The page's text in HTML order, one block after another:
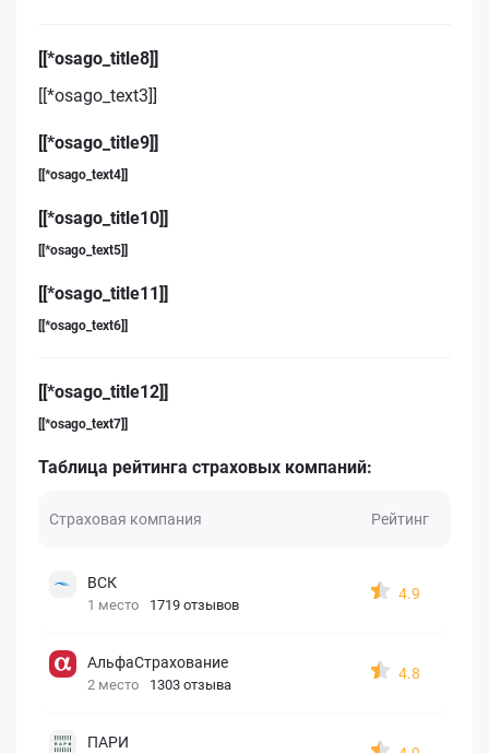
[[*osago_title8]]
[[*osago_text3]]
[[*osago_title9]]
[[*osago_text4]]
[[*osago_title10]]
[[*osago_text5]]
[[*osago_title11]]
[[*osago_text6]]
[[*osago_title12]]
[[*osago_text7]]
Таблица рейтинга страховых компаний:
Страховая компания Рейтинг
ВСК
1 место 1719 отзывов
4.9
АльфаСтрахование
2 место 1303 отзыва
4.8
ПАРИ